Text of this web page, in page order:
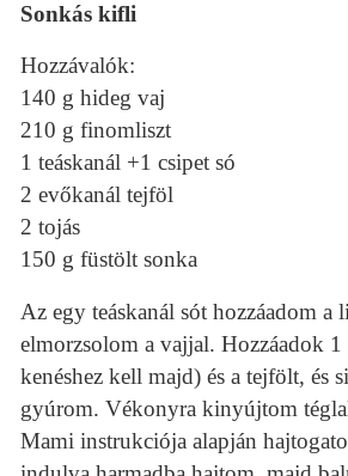
Sonkás kifli
Hozzávalók:
140 g hideg vaj
210 g finomliszt
1 teáskanál +1 csipet só
2 evőkanál tejföl
2 tojás
150 g füstölt sonka
Az egy teáskanál sót hozzáadom a
elmorzsolom a vajjal. Hozzáadok 1
kenéshez kell majd) és a tejfölt, és
gyúrom. Vékonyra kinyújtom
Mami instrukciója alapján